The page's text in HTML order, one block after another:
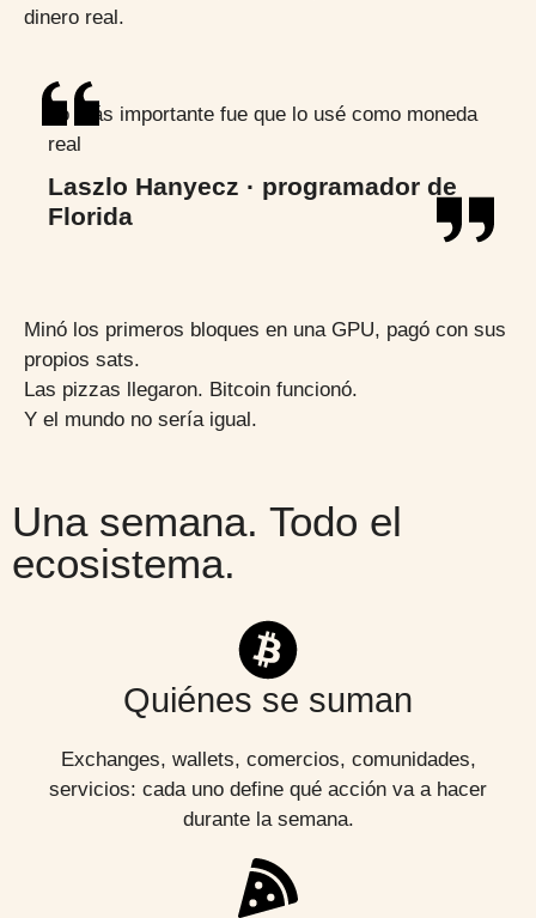
dinero real.
Lo más importante fue que lo usé como moneda
real
Laszlo Hanyecz · programador de
Florida
Minó los primeros bloques en una GPU, pagó con sus
propios sats.
Las pizzas llegaron. Bitcoin funcionó.
Y el mundo no sería igual.
Una semana. Todo el
ecosistema.
Quiénes se suman
Exchanges, wallets, comercios, comunidades,
servicios: cada uno define qué acción va a hacer
durante la semana.